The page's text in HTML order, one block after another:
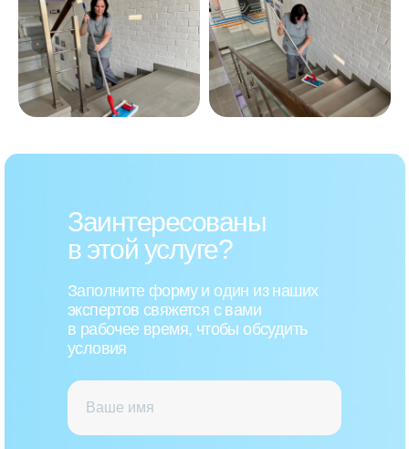
Заинтересованы
в этой услуге?
Заполните форму и один из наших
экспертов свяжется с вами
в рабочее время, чтобы обсудить
условия